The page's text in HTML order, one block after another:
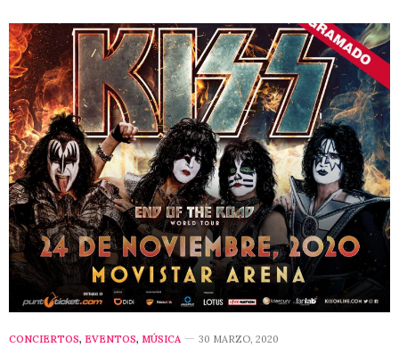
CONCIERTOS, EVENTOS, MÚSICA 30 MARZO, 2020